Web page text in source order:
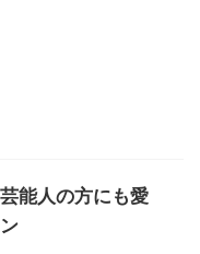
能人の方にも愛